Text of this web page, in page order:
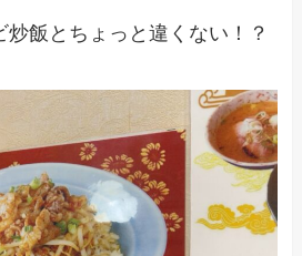
飯とちょっと違くない！？